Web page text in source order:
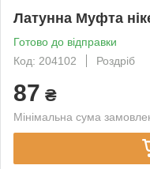
Латунна Муфта
Готово до відправки
Код: 204102
Роздріб
87 ₴
Мінімальна сума